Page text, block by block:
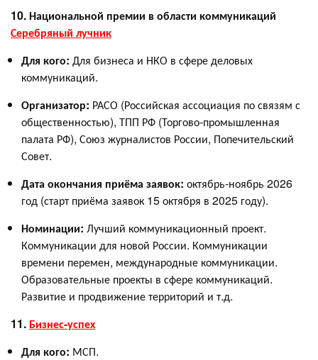
10. Национальной премии в области коммуникаций
Серебряный лучник
Для кого: Для бизнеса и НКО в сфере деловых
коммуникаций.
Организатор: РАСО (Российская ассоциация по связям с
общественностью), ТПП РФ (Торгово-промышленная
палата РФ), Союз журналистов России, Попечительский
Совет.
Дата окончания приёма заявок: октябрь-ноябрь 2026
год (старт приёма заявок 15 октября в 2025 году).
Номинации: Лучший коммуникационный проект.
Коммуникации для новой России. Коммуникации
времени перемен, международные коммуникации.
Образовательные проекты в сфере коммуникаций.
Развитие и продвижение территорий и т.д.
11. Бизнес-успех
Для кого: МСП.